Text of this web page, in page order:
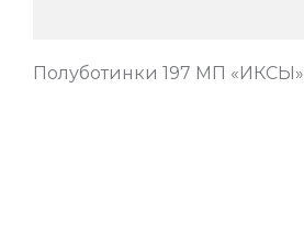
Полуботинки 197 МП «ИКСЫ»